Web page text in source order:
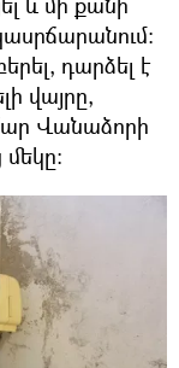
դարձել է
վայրը,
Վանաձորի